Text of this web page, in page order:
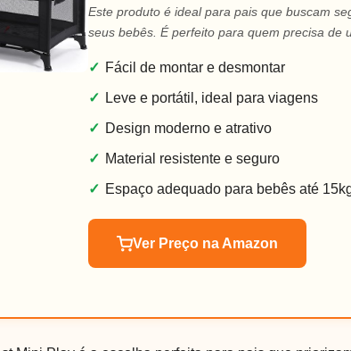
Este produto é ideal para pais que buscam
seus bebês. É perfeito para quem precisa de
✓ Fácil de montar e desmontar
✓ Leve e portátil, ideal para viagens
✓ Design moderno e atrativo
✓ Material resistente e seguro
✓ Espaço adequado para bebês até
Ver Preço na Amazon